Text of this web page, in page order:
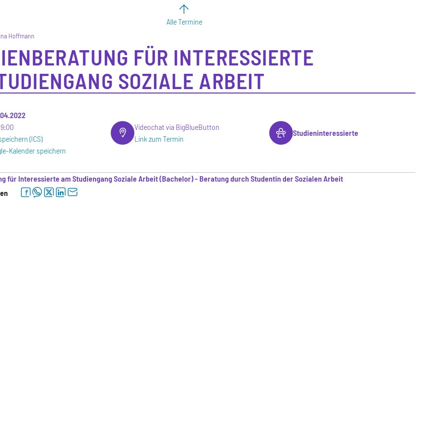
Alle Termine
Hoffmann
FÜR INTERESSIERTE
SOZIALE ARBEIT
(ICS)
Kalender speichern
Videochat via BigBlueButton
Link zum Termin
Studieninteressierte
für Interessierte am Studiengang Soziale Arbeit (Bachelor) - Beratung durch Studentin der Sozialen Arbeit
facebookwhatsapptwitterlinkedinletter